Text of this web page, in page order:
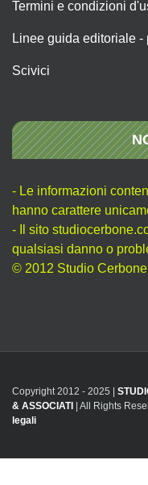
Termini e condizioni
Linee guida editoriale -
Scivici
- Le informazioni
hanno carattere
- Il sito
qualsiasi danno o
© 2012 Studio
Copyright 2012 - 2025 |
& ASSOCIATI
| All Rights
legali